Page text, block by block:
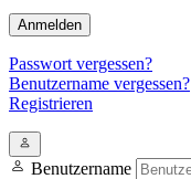
Anmelden
Passwort vergessen?
Benutzername vergessen?
Registrieren
Benutzername